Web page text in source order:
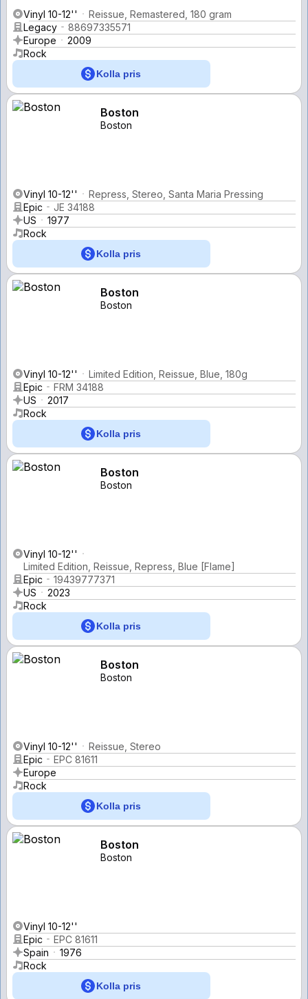
Vinyl 10-12''
Reissue, Remastered, 180 gram
Legacy
88697335571
Europe
2009
Rock
Kolla pris
Boston
Boston
Vinyl 10-12''
Repress, Stereo, Santa Maria Pressing
Epic
JE 34188
US
1977
Rock
Kolla pris
Boston
Boston
Vinyl 10-12''
Limited Edition, Reissue, Blue, 180g
Epic
FRM 34188
US
2017
Rock
Kolla pris
Boston
Boston
Vinyl 10-12''
Limited Edition, Reissue, Repress, Blue [Flame]
Epic
19439777371
US
2023
Rock
Kolla pris
Boston
Boston
Vinyl 10-12''
Reissue, Stereo
Epic
EPC 81611
Europe
Rock
Kolla pris
Boston
Boston
Vinyl 10-12''
Epic
EPC 81611
Spain
1976
Rock
Kolla pris